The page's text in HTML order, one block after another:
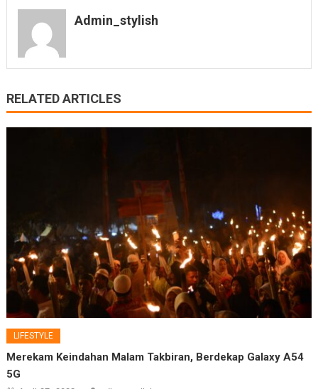
Admin_stylish
RELATED ARTICLES
LIFESTYLE
Merekam Keindahan Malam Takbiran, Berdekap Galaxy A54
5G